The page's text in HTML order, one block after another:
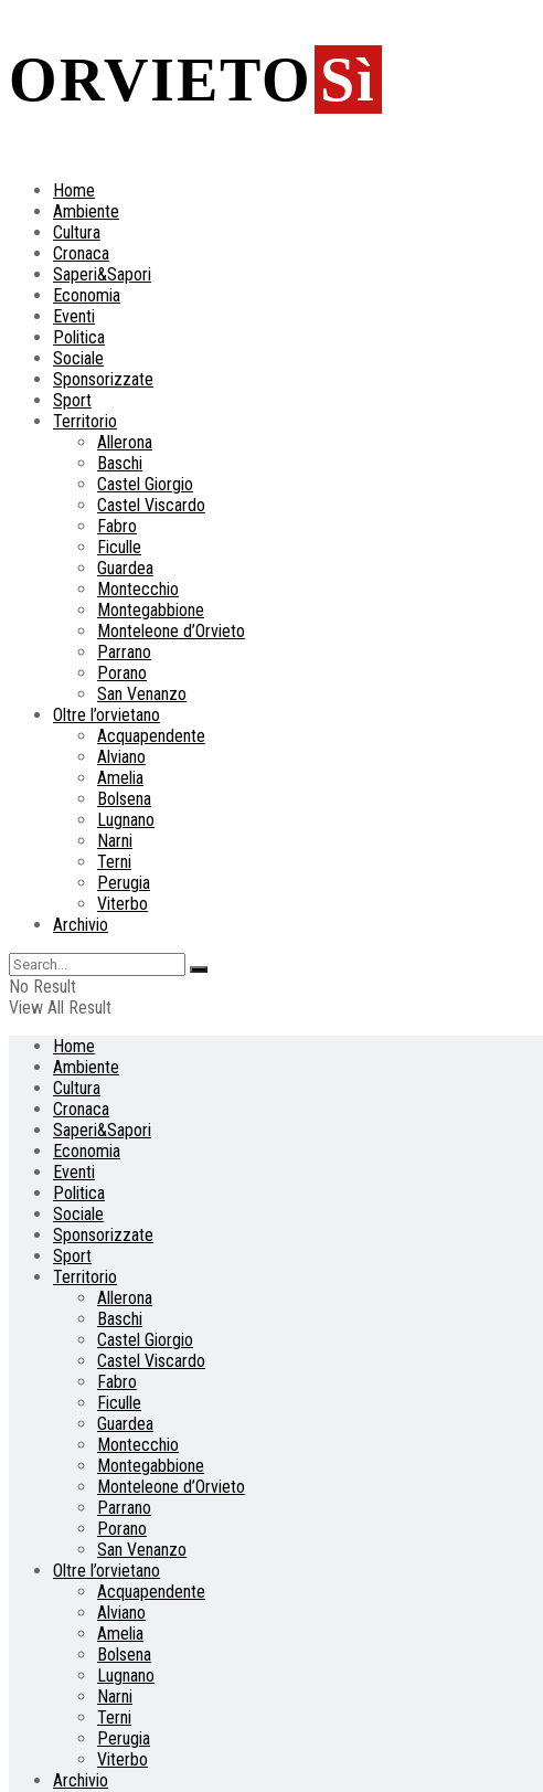
ORVIETO Sì
Home
Ambiente
Cultura
Cronaca
Saperi&Sapori
Economia
Eventi
Politica
Sociale
Sponsorizzate
Sport
Territorio
Allerona
Baschi
Castel Giorgio
Castel Viscardo
Fabro
Ficulle
Guardea
Montecchio
Montegabbione
Monteleone d’Orvieto
Parrano
Porano
San Venanzo
Oltre l’orvietano
Acquapendente
Alviano
Amelia
Bolsena
Lugnano
Narni
Terni
Perugia
Viterbo
Archivio
No Result
View All Result
Home
Ambiente
Cultura
Cronaca
Saperi&Sapori
Economia
Eventi
Politica
Sociale
Sponsorizzate
Sport
Territorio
Allerona
Baschi
Castel Giorgio
Castel Viscardo
Fabro
Ficulle
Guardea
Montecchio
Montegabbione
Monteleone d’Orvieto
Parrano
Porano
San Venanzo
Oltre l’orvietano
Acquapendente
Alviano
Amelia
Bolsena
Lugnano
Narni
Terni
Perugia
Viterbo
Archivio